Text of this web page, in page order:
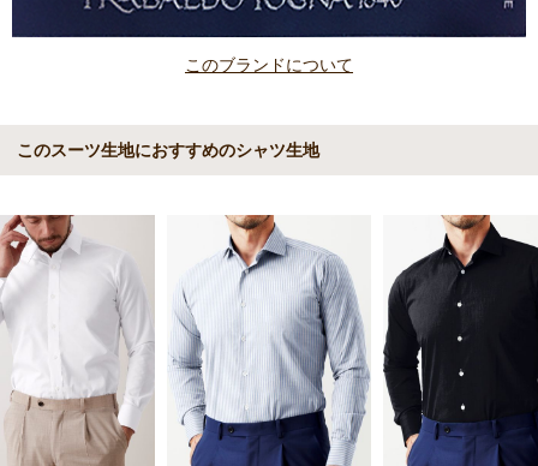
このブランドについて
このスーツ生地におすすめのシャツ生地